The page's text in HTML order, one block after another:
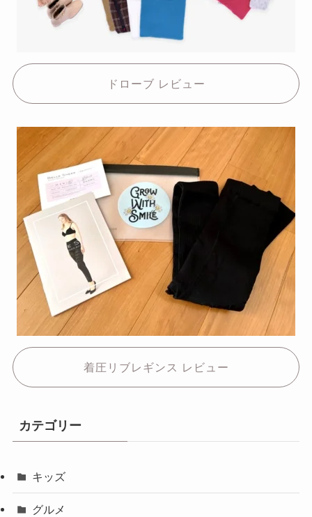
ドローブ レビュー
着圧リブレギンス レビュー
カテゴリー
キッズ
グルメ